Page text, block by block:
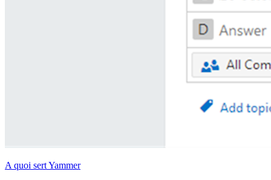
A quoi sert Yammer